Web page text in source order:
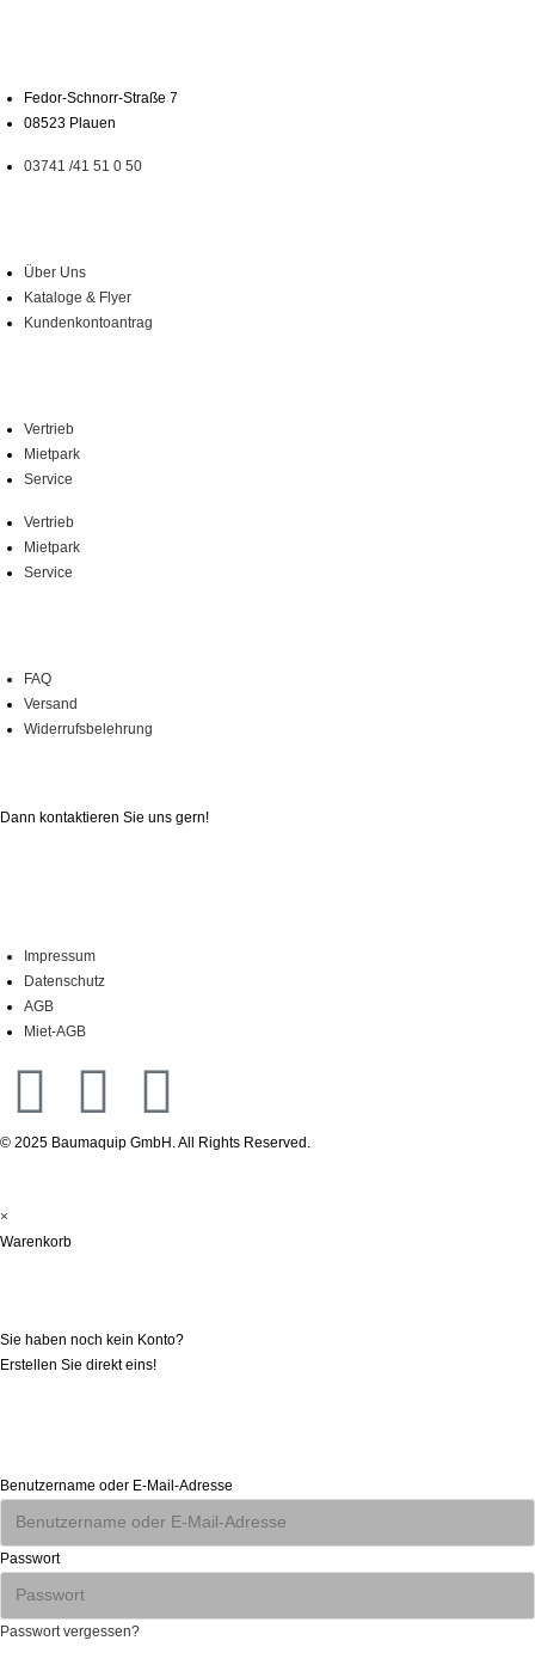
Fedor-Schnorr-Straße 7
08523 Plauen
03741 /41 51 0 50
Über Uns
Kataloge & Flyer
Kundenkontoantrag
Vertrieb
Mietpark
Service
Vertrieb
Mietpark
Service
FAQ
Versand
Widerrufsbelehrung
Dann kontaktieren Sie uns gern!
Impressum
Datenschutz
AGB
Miet-AGB
© 2025 Baumaquip GmbH. All Rights Reserved.
×
Warenkorb
Sie haben noch kein Konto?
Erstellen Sie direkt eins!
Benutzername oder E-Mail-Adresse
Passwort
Passwort vergessen?